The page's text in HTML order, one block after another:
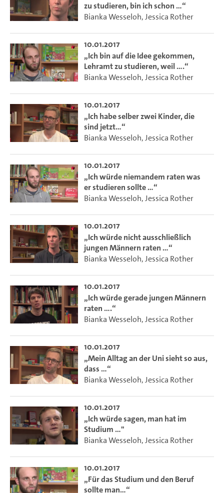
zu studieren, bin ich schon …“
Bianka Wesseloh,Jessica Rother
10.01.2017
„Ich bin auf die Idee gekommen,
Lehramt zu studieren, weil ….“
Bianka Wesseloh,Jessica Rother
10.01.2017
„Ich habe selber zwei Kinder, die
sind jetzt…“
Bianka Wesseloh,Jessica Rother
10.01.2017
„Ich würde niemandem raten was
er studieren sollte …“
Bianka Wesseloh,Jessica Rother
10.01.2017
„Ich würde nicht ausschließlich
jungen Männern raten …“
Bianka Wesseloh,Jessica Rother
10.01.2017
„Ich würde gerade jungen Männern
raten ….“
Bianka Wesseloh,Jessica Rother
10.01.2017
„Mein Alltag an der Uni sieht so aus,
dass …“
Bianka Wesseloh,Jessica Rother
10.01.2017
„Ich würde sagen, man hat im
Studium …"
Bianka Wesseloh,Jessica Rother
10.01.2017
„Für das Studium und den Beruf
sollte man…“